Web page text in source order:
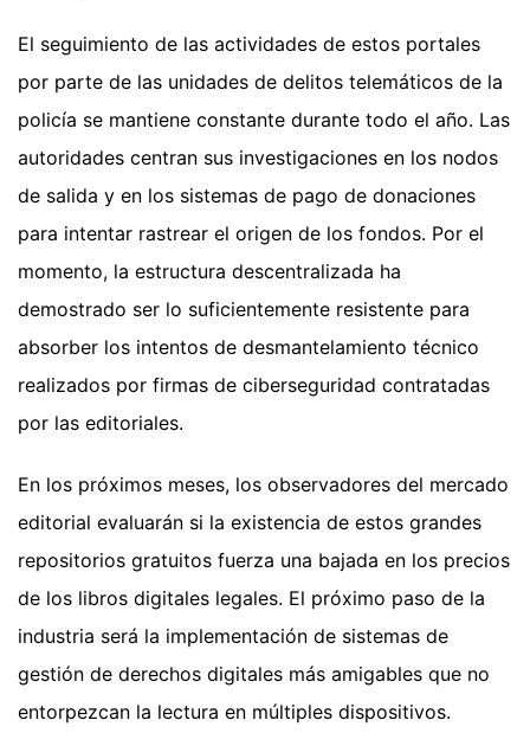
El seguimiento de las actividades de estos portales
por parte de las unidades de delitos telemáticos de la
policía se mantiene constante durante todo el año. Las
autoridades centran sus investigaciones en los nodos
de salida y en los sistemas de pago de donaciones
para intentar rastrear el origen de los fondos. Por el
momento, la estructura descentralizada ha
demostrado ser lo suficientemente resistente para
absorber los intentos de desmantelamiento técnico
realizados por firmas de ciberseguridad contratadas
por las editoriales.
En los próximos meses, los observadores del mercado
editorial evaluarán si la existencia de estos grandes
repositorios gratuitos fuerza una bajada en los precios
de los libros digitales legales. El próximo paso de la
industria será la implementación de sistemas de
gestión de derechos digitales más amigables que no
entorpezcan la lectura en múltiples dispositivos.